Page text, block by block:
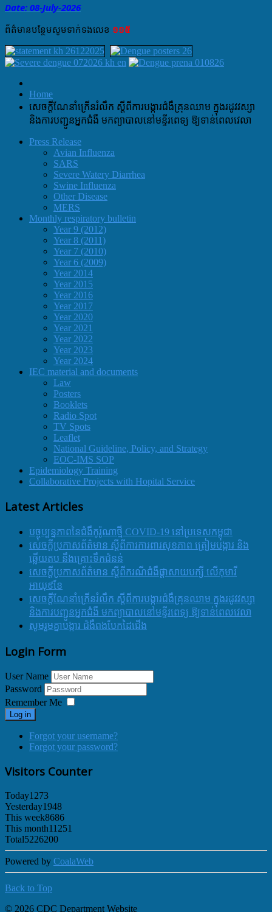
Date: 08-July-2026
ព័ត៌មាន​បន្ថែម​សូម​ទាក់ទង​លេខ​ ១១៥
Home
សេចក្ដីណែនាំក្រើនរំលឹក ស្ដីពីការបង្ការជំងឺគ្រុនឈាម ក្នុងរដូវវស្សា
និងការបញ្ជូនអ្នកជំងឺ មកព្យាបាលនៅមន្ទីរពេទ្យ ឱ្យទាន់ពេលវេលា
Press Release
Avian Influenza
SARS
Severe Watery Diarrhea
Swine Influenza
Other Disease
MERS
Monthly respiratory bulletin
Year 9 (2012)
Year 8 (2011)
Year 7 (2010)
Year 6 (2009)
Year 2014
Year 2015
Year 2016
Year 2017
Year 2020
Year 2021
Year 2022
Year 2023
Year 2024
IEC material and documents
Law
Posters
Booklets
Radio Spot
TV Spots
Leaflet
National Guideline, Policy, and Strategy
EOC-IMS SOP
Epidemiology Training
Collaborative Projects with Hopital Service
Latest Articles
បច្ចុប្បន្នភាពនៃជំងឺកូរ៉ូណាថ្មី COVID-19 នៅប្រទេសកម្ពុជា
សេចក្តីប្រកាសព័ត៌មាន ស្តីពីការការពារសុខភាព ត្រៀមបង្ការ និង
ឆ្លើយតប នឹងគ្រោះទឹកជំនន់
សេចក្តីប្រកាសព័ត៌មាន ស្តីពីករណីជំងឺផ្តាសាយបក្សី លើកុមារី
អាយុ៩ខែ
សេចក្ដីណែនាំក្រើនរំលឹក ស្ដីពីការបង្ការជំងឺគ្រុនឈាម ក្នុងរដូវវស្សា
និងការបញ្ជូនអ្នកជំងឺ មកព្យាបាលនៅមន្ទីរពេទ្យ ឱ្យទាន់ពេលវេលា
សូមរួមគ្នាបង្ការ ជំងឺពងបែកដៃជើង
Login Form
User Name
Password
Remember Me
Log in
Forgot your username?
Forgot your password?
Visitors Counter
Today1273
Yesterday1948
This week8686
This month11251
Total5226200
Powered by CoalaWeb
Back to Top
© 2026 CDC Department Website